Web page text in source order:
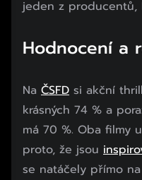
jeden z producentů,
Hodnocení a
Na ČSFD si akční
krásných 74 % a
má 70 %. Oba filmy
proto, že jsou
se natáčely přímo